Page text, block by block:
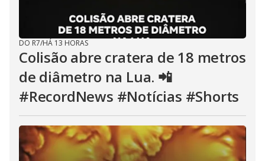
DO R7/HÁ 13 HORAS
Colisão abre cratera de 18 metros
de diâmetro na Lua. 📲
#RecordNews #Notícias #Shorts